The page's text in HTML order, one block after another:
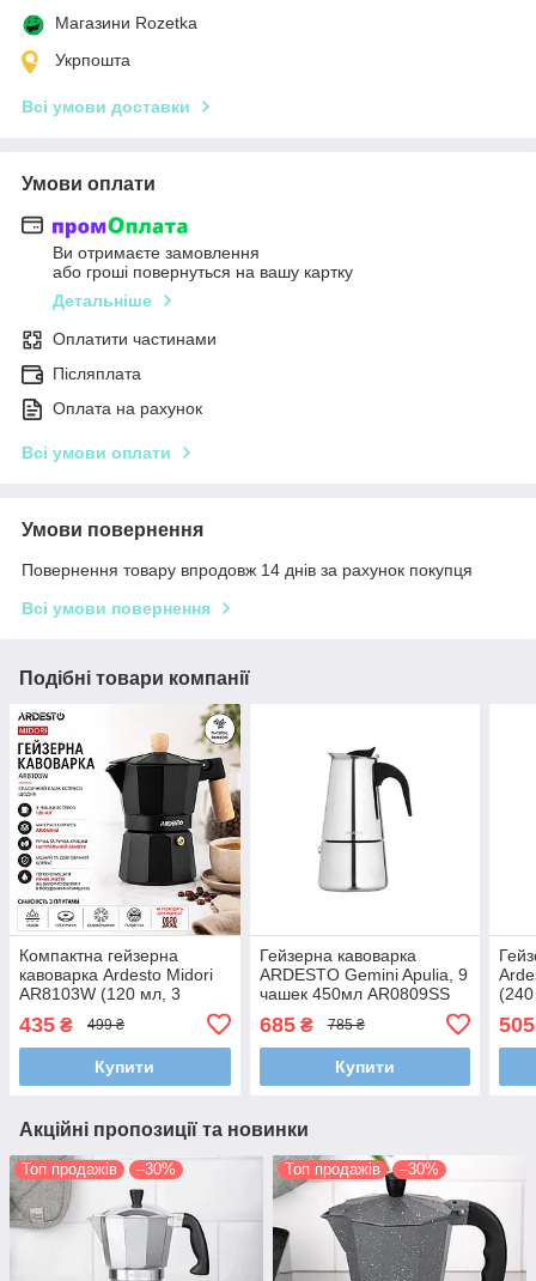
Магазини Rozetka
Укрпошта
Всі умови доставки
Умови оплати
Ви отримаєте замовлення
або гроші повернуться на вашу картку
Детальніше
Оплатити частинами
Післяплата
Оплата на рахунок
Всі умови оплати
Умови повернення
Повернення товару впродовж 14 днів за рахунок покупця
Всі умови повернення
Подібні товари компанії
Компактна гейзерна
кавоварка Ardesto Midori
AR8103W (120 мл, 3
чашки) | Чорний алюміній
та ручка з натурального
бамбука
435 ₴ 499 ₴
Купити
Гейзерна кавоварка
ARDESTO Gemini Apulia, 9
чашек 450мл AR0809SS
685₴ 785 ₴
Купити
з
505
Акційні пропозиції та новинки
Топ продажів –30% Топ продажів –30%